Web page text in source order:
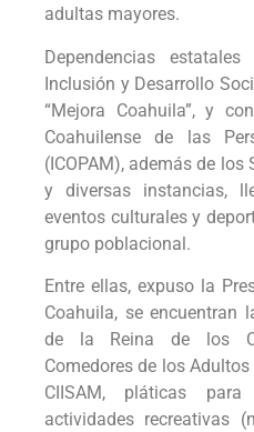
adultas mayores.
Dependencias
Inclusión y Desarrollo
“Mejora Coahuila”, y
Coahuilense de las
(ICOPAM), además de
y diversas instancias,
eventos culturales y
grupo poblacional.
Entre ellas, expuso la
Coahuila, se encuentran
de la Reina de los
Comedores de los
CIISAM, pláticas
actividades recreativas